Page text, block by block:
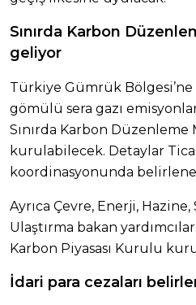
Sınırda Karbon
geliyor
Türkiye Gümrük
gömülü sera gazı
Sınırda Karbon Düzenleme
kurulabilecek. Detaylar
koordinasyonunda
Ayrıca Çevre, Enerji, Hazine,
Ulaştırma bakan
Karbon Piyasası Kurulu
İdari para cezaları